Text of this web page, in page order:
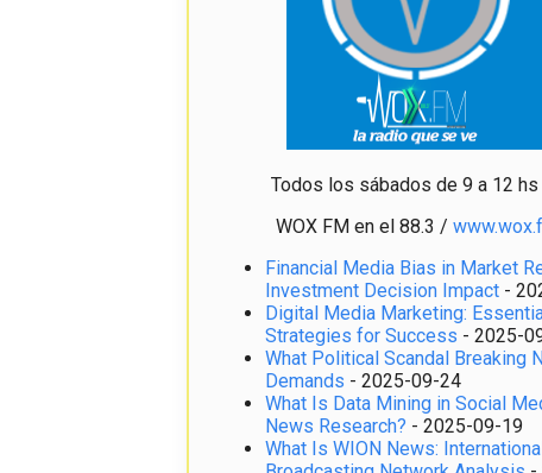
Todos los sábados de 9 a 12 hs
WOX FM en el 88.3 /
Financial Media Bias in Market
Investment Decision Impact -
Digital Media Marketing:
Strategies for Success - 2025-
What Political Scandal Breaking
Demands - 2025-09-24
What Is Data Mining in Social
News Research? - 2025-09-19
What Is WION News: